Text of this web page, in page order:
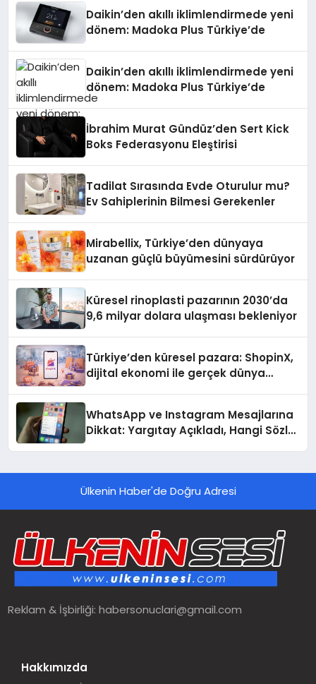
Daikin’den akıllı iklimlendirmede yeni
dönem: Madoka Plus Türkiye’de
Daikin’den akıllı iklimlendirmede yeni
dönem: Madoka Plus Türkiye’de
İbrahim Murat Gündüz’den Sert Kick
Boks Federasyonu Eleştirisi
Tadilat Sırasında Evde Oturulur mu?
Ev Sahiplerinin Bilmesi Gerekenler
Mirabellix, Türkiye’den dünyaya
uzanan güçlü büyümesini sürdürüyor
Küresel rinoplasti pazarının 2030’da
9,6 milyar dolara ulaşması bekleniyor
Türkiye’den küresel pazara: ShopinX,
dijital ekonomi ile gerçek dünya
WhatsApp ve Instagram Mesajlarına
Dikkat: Yargıtay Açıkladı, Hangi Sözler
Ülkenin Haber'de Doğru Adresi
Reklam & İşbirliği:habersonuclari@gmail.com
Hakkımızda